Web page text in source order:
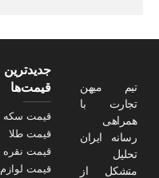
تیم میهن
تجارت با
همراهی
رسانه ایران
تحلیل
متشکل از
جدیدترین
قیمت‌ها
قیمت سکه
قیمت طلا
قیمت نقره
قیمت لوازم